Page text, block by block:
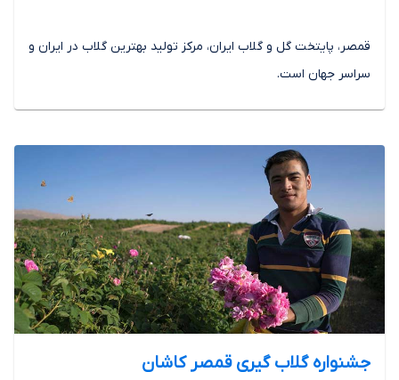
قمصر، پایتخت گل و گلاب ایران، مرکز تولید بهترین گلاب در ایران و
سراسر جهان است.
جشنواره گلاب گیری قمصر کاشان